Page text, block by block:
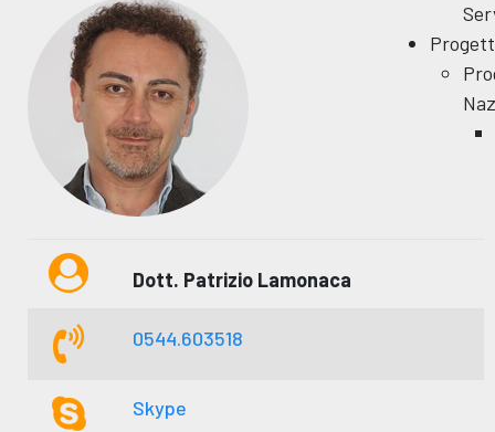
Dott. Patrizio Lamonaca
0544.603518
Skype